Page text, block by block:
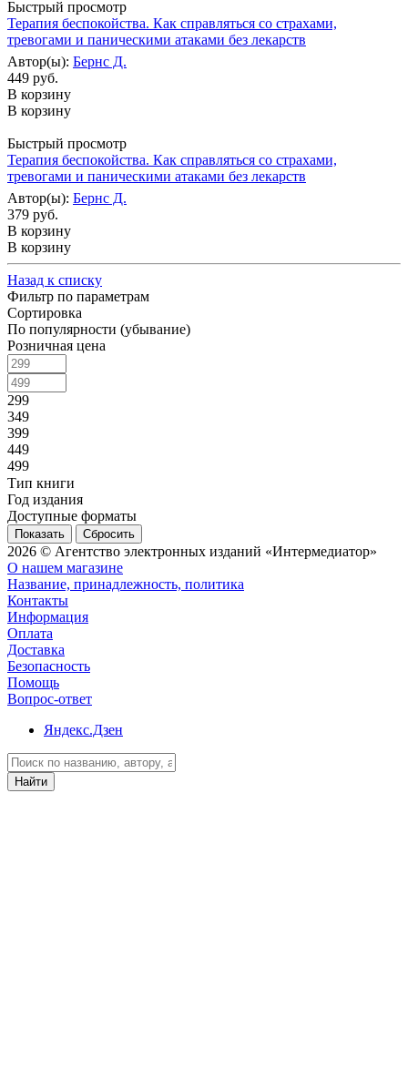
Быстрый просмотр
Терапия беспокойства. Как справляться со страхами,
тревогами и паническими атаками без лекарств
Автор(ы): Бернс Д.
449 руб.
В корзину
В корзину
Быстрый просмотр
Терапия беспокойства. Как справляться со страхами,
тревогами и паническими атаками без лекарств
Автор(ы): Бернс Д.
379 руб.
В корзину
В корзину
Назад к списку
Фильтр по параметрам
Сортировка
По популярности (убывание)
Розничная цена
299
349
399
449
499
Тип книги
Год издания
Доступные форматы
Сбросить
2026 © Агентство электронных изданий «Интермедиатор»
О нашем магазине
Название, принадлежность, политика
Контакты
Информация
Оплата
Доставка
Безопасность
Помощь
Вопрос-ответ
Яндекс.Дзен
Найти